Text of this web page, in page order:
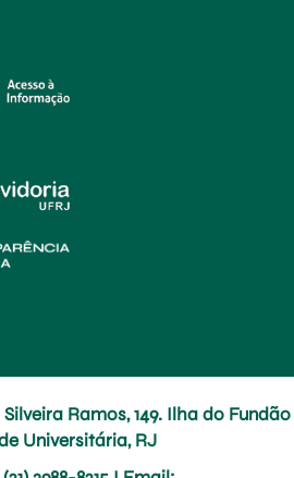
Ramos, 149. Ilha do Fundão
Universitária, RJ